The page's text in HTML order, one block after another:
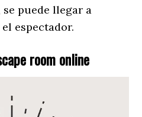
puede llegar a
espectador.
room online